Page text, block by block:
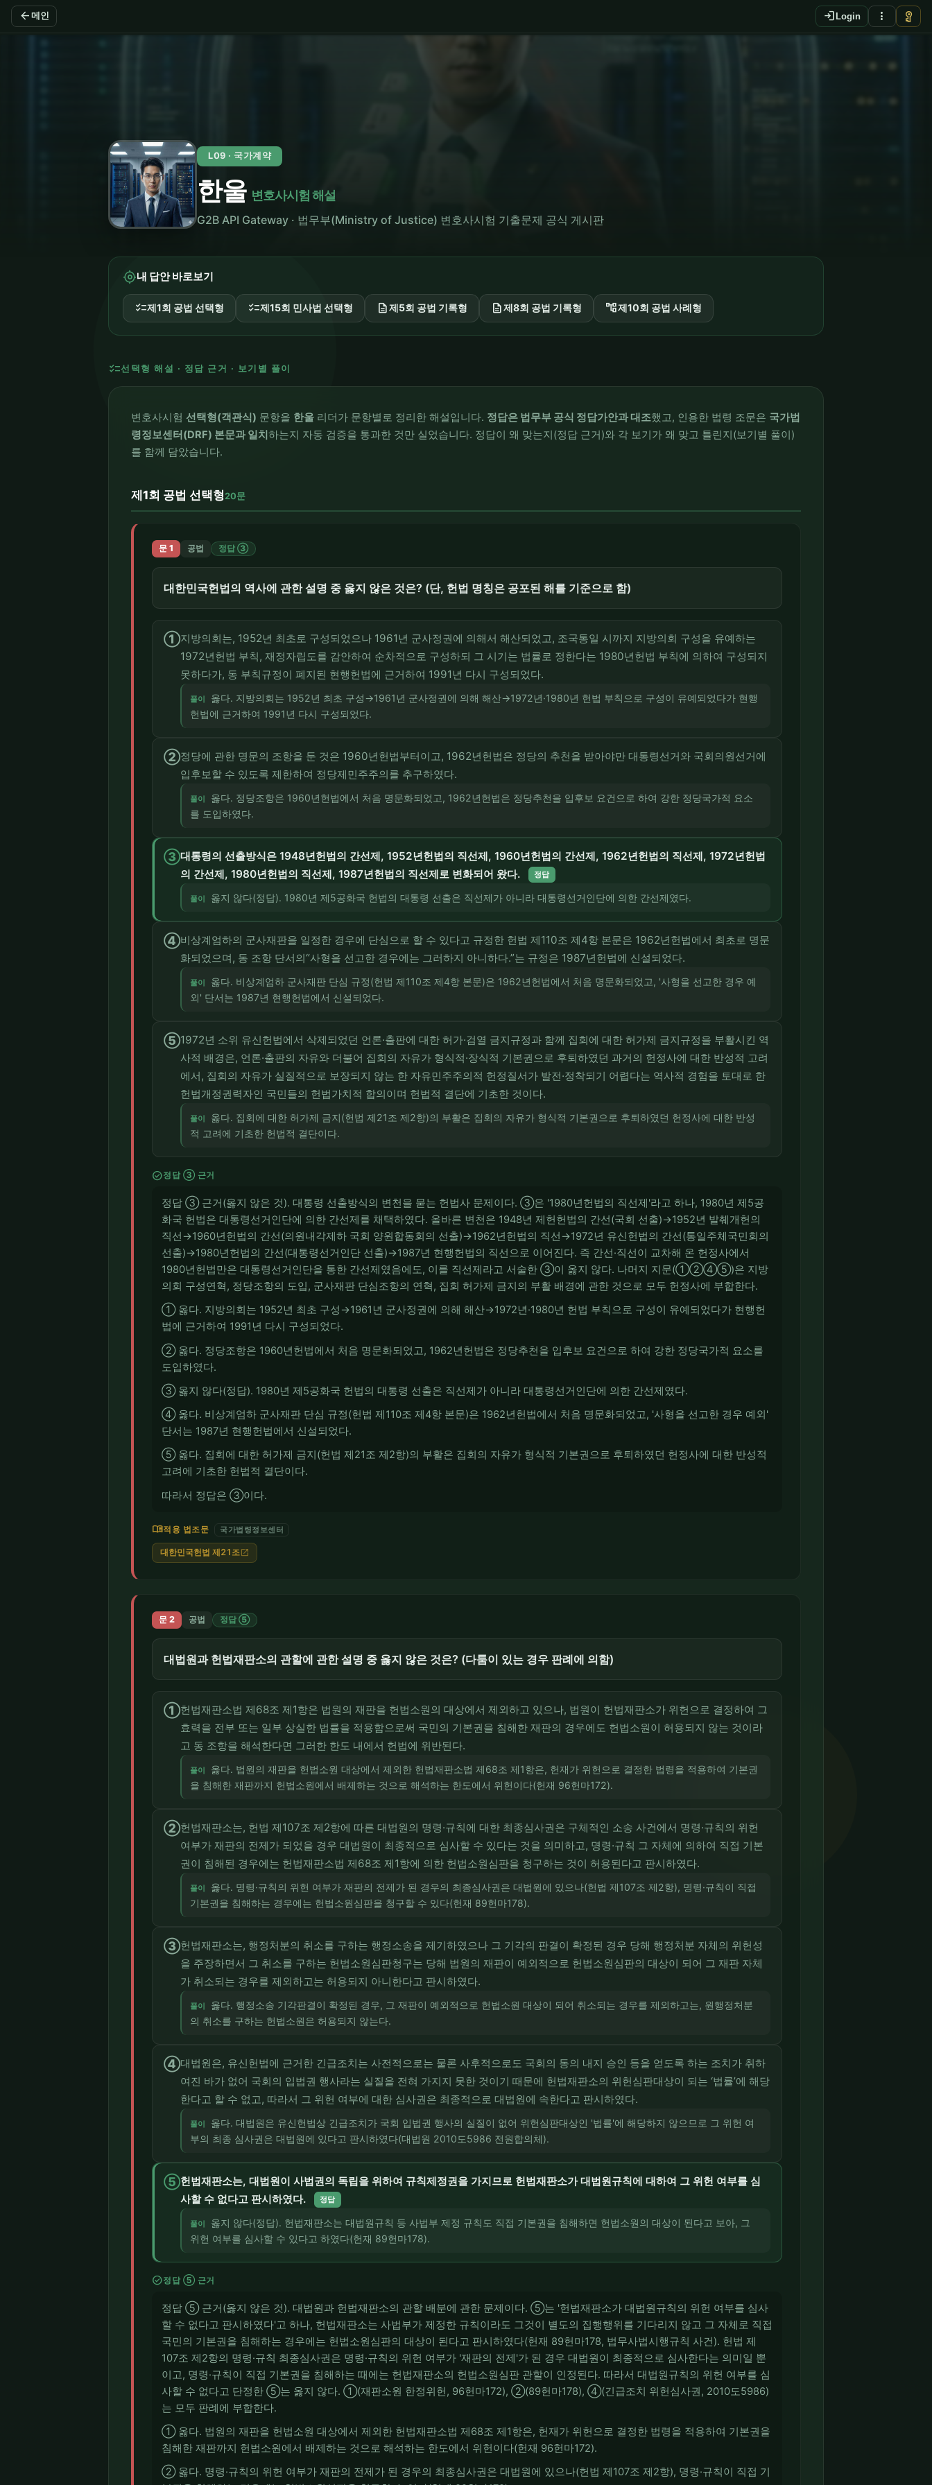
arrow_back 메인 login Login more_vert vpn_key
L09 · 국가계약
한울 변호사시험 해설
G2B API Gateway · 법무부(Ministry of Justice) 변호사시험 기출문제 공식 게시판
my_location내 답안 바로보기
checklist제1회 공법 선택형 checklist제15회 민사법 선택형 description제5회 공법 기록형 description제8회 공법 기록형 account_tree제10회 공법 사례형
checklist선택형 해설 · 정답 근거 · 보기별 풀이
변호사시험 선택형(객관식) 문항을 한울 리더가 문항별로 정리한 해설입니다. 정답은 법무부 공식 정답가안과 대조했고, 인용한 법령 조문은 국가법
령정보센터(DRF) 본문과 일치하는지 자동 검증을 통과한 것만 실었습니다. 정답이 왜 맞는지(정답 근거)와 각 보기가 왜 맞고 틀린지(보기별 풀이)
를 함께 담았습니다.
제1회 공법 선택형20문
문 1 공법 정답 ③
대한민국헌법의 역사에 관한 설명 중 옳지 않은 것은? (단, 헌법 명칭은 공포된 해를 기준으로 함)
①지방의회는, 1952년 최초로 구성되었으나 1961년 군사정권에 의해서 해산되었고, 조국통일 시까지 지방의회 구성을 유예하는
1972년헌법 부칙, 재정자립도를 감안하여 순차적으로 구성하되 그 시기는 법률로 정한다는 1980년헌법 부칙에 의하여 구성되지
못하다가, 동 부칙규정이 폐지된 현행헌법에 근거하여 1991년 다시 구성되었다.
풀이
옳다. 지방의회는 1952년 최초 구성→1961년 군사정권에 의해 해산→1972년·1980년 헌법 부칙으로 구성이 유예되었다가 현행
헌법에 근거하여 1991년 다시 구성되었다.
②정당에 관한 명문의 조항을 둔 것은 1960년헌법부터이고, 1962년헌법은 정당의 추천을 받아야만 대통령선거와 국회의원선거에
입후보할 수 있도록 제한하여 정당제민주주의를 추구하였다.
풀이
옳다. 정당조항은 1960년헌법에서 처음 명문화되었고, 1962년헌법은 정당추천을 입후보 요건으로 하여 강한 정당국가적 요소
를 도입하였다.
③대통령의 선출방식은 1948년헌법의 간선제, 1952년헌법의 직선제, 1960년헌법의 간선제, 1962년헌법의 직선제, 1972년헌법
의 간선제, 1980년헌법의 직선제, 1987년헌법의 직선제로 변화되어 왔다.
정답
풀이 옳지 않다(정답). 1980년 제5공화국 헌법의 대통령 선출은 직선제가 아니라 대통령선거인단에 의한 간선제였다.
④비상계엄하의 군사재판을 일정한 경우에 단심으로 할 수 있다고 규정한 헌법 제110조 제4항 본문은 1962년헌법에서 최초로 명문
화되었으며, 동 조항 단서의“사형을 선고한 경우에는 그러하지 아니하다.”는 규정은 1987년헌법에 신설되었다.
풀이
옳다. 비상계엄하 군사재판 단심 규정(헌법 제110조 제4항 본문)은 1962년헌법에서 처음 명문화되었고, '사형을 선고한 경우 예
외' 단서는 1987년 현행헌법에서 신설되었다.
⑤1972년 소위 유신헌법에서 삭제되었던 언론·출판에 대한 허가·검열 금지규정과 함께 집회에 대한 허가제 금지규정을 부활시킨 역
사적 배경은, 언론·출판의 자유와 더불어 집회의 자유가 형식적·장식적 기본권으로 후퇴하였던 과거의 헌정사에 대한 반성적 고려
에서, 집회의 자유가 실질적으로 보장되지 않는 한 자유민주주의적 헌정질서가 발전·정착되기 어렵다는 역사적 경험을 토대로 한
헌법개정권력자인 국민들의 헌법가치적 합의이며 헌법적 결단에 기초한 것이다.
풀이
옳다. 집회에 대한 허가제 금지(헌법 제21조 제2항)의 부활은 집회의 자유가 형식적 기본권으로 후퇴하였던 헌정사에 대한 반성
적 고려에 기초한 헌법적 결단이다.
check_circle정답 ③ 근거
정답 ③ 근거(옳지 않은 것). 대통령 선출방식의 변천을 묻는 헌법사 문제이다. ③은 '1980년헌법의 직선제'라고 하나, 1980년 제5공
화국 헌법은 대통령선거인단에 의한 간선제를 채택하였다. 올바른 변천은 1948년 제헌헌법의 간선(국회 선출)→1952년 발췌개헌의
직선→1960년헌법의 간선(의원내각제하 국회 양원합동회의 선출)→1962년헌법의 직선→1972년 유신헌법의 간선(통일주체국민회의
선출)→1980년헌법의 간선(대통령선거인단 선출)→1987년 현행헌법의 직선으로 이어진다. 즉 간선·직선이 교차해 온 헌정사에서
1980년헌법만은 대통령선거인단을 통한 간선제였음에도, 이를 직선제라고 서술한 ③이 옳지 않다. 나머지 지문(①②④⑤)은 지방
의회 구성연혁, 정당조항의 도입, 군사재판 단심조항의 연혁, 집회 허가제 금지의 부활 배경에 관한 것으로 모두 헌정사에 부합한다.
① 옳다. 지방의회는 1952년 최초 구성→1961년 군사정권에 의해 해산→1972년·1980년 헌법 부칙으로 구성이 유예되었다가 현행헌
법에 근거하여 1991년 다시 구성되었다.
② 옳다. 정당조항은 1960년헌법에서 처음 명문화되었고, 1962년헌법은 정당추천을 입후보 요건으로 하여 강한 정당국가적 요소를
도입하였다.
③ 옳지 않다(정답). 1980년 제5공화국 헌법의 대통령 선출은 직선제가 아니라 대통령선거인단에 의한 간선제였다.
④ 옳다. 비상계엄하 군사재판 단심 규정(헌법 제110조 제4항 본문)은 1962년헌법에서 처음 명문화되었고, '사형을 선고한 경우 예외'
단서는 1987년 현행헌법에서 신설되었다.
⑤ 옳다. 집회에 대한 허가제 금지(헌법 제21조 제2항)의 부활은 집회의 자유가 형식적 기본권으로 후퇴하였던 헌정사에 대한 반성적
고려에 기초한 헌법적 결단이다.
따라서 정답은 ③이다.
menu_book적용 법조문 국가법령정보센터
대한민국헌법 제21조 open_in_new
문 2 공법 정답 ⑤
대법원과 헌법재판소의 관할에 관한 설명 중 옳지 않은 것은? (다툼이 있는 경우 판례에 의함)
①헌법재판소법 제68조 제1항은 법원의 재판을 헌법소원의 대상에서 제외하고 있으나, 법원이 헌법재판소가 위헌으로 결정하여 그
효력을 전부 또는 일부 상실한 법률을 적용함으로써 국민의 기본권을 침해한 재판의 경우에도 헌법소원이 허용되지 않는 것이라
고 동 조항을 해석한다면 그러한 한도 내에서 헌법에 위반된다.
풀이
옳다. 법원의 재판을 헌법소원 대상에서 제외한 헌법재판소법 제68조 제1항은, 헌재가 위헌으로 결정한 법령을 적용하여 기본권
을 침해한 재판까지 헌법소원에서 배제하는 것으로 해석하는 한도에서 위헌이다(헌재 96헌마172).
②헌법재판소는, 헌법 제107조 제2항에 따른 대법원의 명령·규칙에 대한 최종심사권은 구체적인 소송 사건에서 명령·규칙의 위헌
여부가 재판의 전제가 되었을 경우 대법원이 최종적으로 심사할 수 있다는 것을 의미하고, 명령·규칙 그 자체에 의하여 직접 기본
권이 침해된 경우에는 헌법재판소법 제68조 제1항에 의한 헌법소원심판을 청구하는 것이 허용된다고 판시하였다.
풀이
옳다. 명령·규칙의 위헌 여부가 재판의 전제가 된 경우의 최종심사권은 대법원에 있으나(헌법 제107조 제2항), 명령·규칙이 직접
기본권을 침해하는 경우에는 헌법소원심판을 청구할 수 있다(헌재 89헌마178).
③헌법재판소는, 행정처분의 취소를 구하는 행정소송을 제기하였으나 그 기각의 판결이 확정된 경우 당해 행정처분 자체의 위헌성
을 주장하면서 그 취소를 구하는 헌법소원심판청구는 당해 법원의 재판이 예외적으로 헌법소원심판의 대상이 되어 그 재판 자체
가 취소되는 경우를 제외하고는 허용되지 아니한다고 판시하였다.
풀이
옳다. 행정소송 기각판결이 확정된 경우, 그 재판이 예외적으로 헌법소원 대상이 되어 취소되는 경우를 제외하고는, 원행정처분
의 취소를 구하는 헌법소원은 허용되지 않는다.
④대법원은, 유신헌법에 근거한 긴급조치는 사전적으로는 물론 사후적으로도 국회의 동의 내지 승인 등을 얻도록 하는 조치가 취하
여진 바가 없어 국회의 입법권 행사라는 실질을 전혀 가지지 못한 것이기 때문에 헌법재판소의 위헌심판대상이 되는 ‘법률’에 해당
한다고 할 수 없고, 따라서 그 위헌 여부에 대한 심사권은 최종적으로 대법원에 속한다고 판시하였다.
풀이
옳다. 대법원은 유신헌법상 긴급조치가 국회 입법권 행사의 실질이 없어 위헌심판대상인 '법률'에 해당하지 않으므로 그 위헌 여
부의 최종 심사권은 대법원에 있다고 판시하였다(대법원 2010도5986 전원합의체).
⑤헌법재판소는, 대법원이 사법권의 독립을 위하여 규칙제정권을 가지므로 헌법재판소가 대법원규칙에 대하여 그 위헌 여부를 심
사할 수 없다고 판시하였다.
정답
풀이
옳지 않다(정답). 헌법재판소는 대법원규칙 등 사법부 제정 규칙도 직접 기본권을 침해하면 헌법소원의 대상이 된다고 보아, 그
위헌 여부를 심사할 수 있다고 하였다(헌재 89헌마178).
check_circle정답 ⑤ 근거
정답 ⑤ 근거(옳지 않은 것). 대법원과 헌법재판소의 관할 배분에 관한 문제이다. ⑤는 '헌법재판소가 대법원규칙의 위헌 여부를 심사
할 수 없다고 판시하였다'고 하나, 헌법재판소는 사법부가 제정한 규칙이라도 그것이 별도의 집행행위를 기다리지 않고 그 자체로 직접
국민의 기본권을 침해하는 경우에는 헌법소원심판의 대상이 된다고 판시하였다(헌재 89헌마178, 법무사법시행규칙 사건). 헌법 제
107조 제2항의 명령·규칙 최종심사권은 명령·규칙의 위헌 여부가 '재판의 전제'가 된 경우 대법원이 최종적으로 심사한다는 의미일 뿐
이고, 명령·규칙이 직접 기본권을 침해하는 때에는 헌법재판소의 헌법소원심판 관할이 인정된다. 따라서 대법원규칙의 위헌 여부를 심
사할 수 없다고 단정한 ⑤는 옳지 않다. ①(재판소원 한정위헌, 96헌마172), ②(89헌마178), ④(긴급조치 위헌심사권, 2010도5986)
는 모두 판례에 부합한다.
① 옳다. 법원의 재판을 헌법소원 대상에서 제외한 헌법재판소법 제68조 제1항은, 헌재가 위헌으로 결정한 법령을 적용하여 기본권을
침해한 재판까지 헌법소원에서 배제하는 것으로 해석하는 한도에서 위헌이다(헌재 96헌마172).
② 옳다. 명령·규칙의 위헌 여부가 재판의 전제가 된 경우의 최종심사권은 대법원에 있으나(헌법 제107조 제2항), 명령·규칙이 직접 기